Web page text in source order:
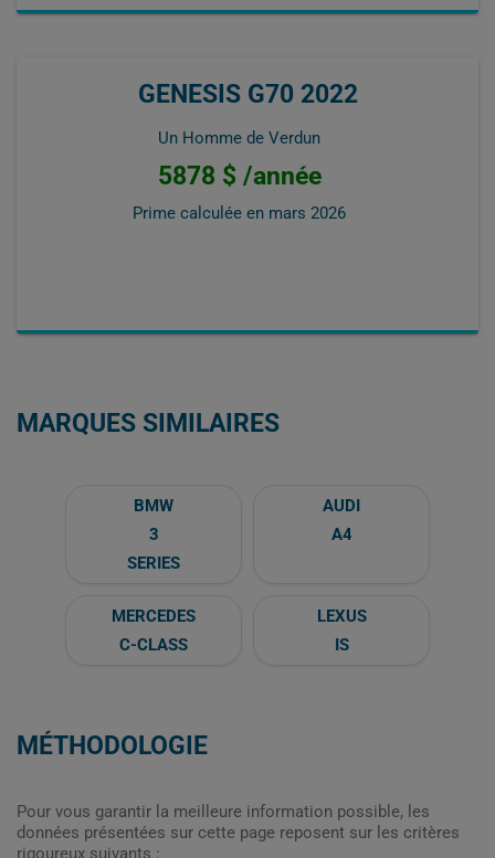
GENESIS G70 2022
Un Homme de Verdun
5878 $ /année
Prime calculée en mars 2026
MARQUES SIMILAIRES
BMW
3
SERIES
AUDI
A4
MERCEDES
C-CLASS
LEXUS
IS
MÉTHODOLOGIE
Pour vous garantir la meilleure information possible, les
données présentées sur cette page reposent sur les critères
rigoureux suivants :